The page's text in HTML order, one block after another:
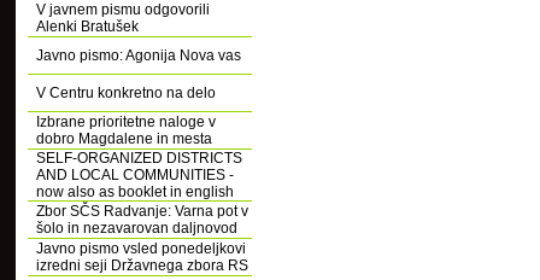
V javnem pismu odgovorili
Alenki Bratušek
Javno pismo: Agonija Nova vas
V Centru konkretno na delo
Izbrane prioritetne naloge v
dobro Magdalene in mesta
SELF-ORGANIZED DISTRICTS
AND LOCAL COMMUNITIES -
now also as booklet in english
Zbor SČS Radvanje: Varna pot v
šolo in nezavarovan daljnovod
Javno pismo vsled ponedeljkovi
izredni seji Državnega zbora RS